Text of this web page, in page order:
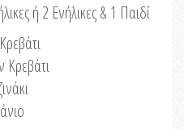
ή 2 Ενήλικες & 1 Παιδί
Κρεβάτι